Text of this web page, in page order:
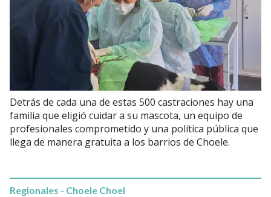
Detrás de cada una de estas 500 castraciones hay una
familia que eligió cuidar a su mascota, un equipo de
profesionales comprometido y una política pública que
llega de manera gratuita a los barrios de Choele.
Regionales - Choele Choel